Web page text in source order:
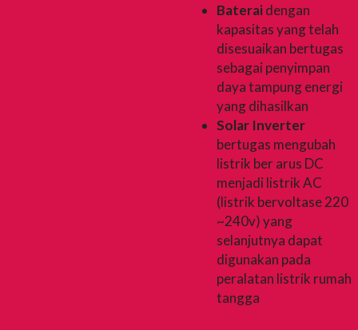
Bateraidengan
kapasitas yang telah
disesuaikan bertugas
sebagai penyimpan
daya tampung energi
yang dihasilkan
Solar Inverter
bertugas mengubah
listrik ber arus DC
menjadi listrik AC
(listrik bervoltase 220
~240v) yang
selanjutnya dapat
digunakan pada
peralatan listrik rumah
tangga